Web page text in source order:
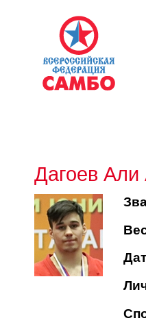
Дагоев Али